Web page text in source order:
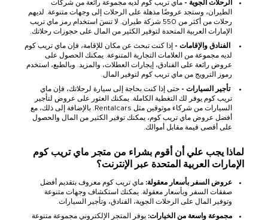
الرحلات الجوية - ماي تريب كوم لديه مجموعة رائعة من شركات
الطيران، وستجد عروضًا مذهلة على الرحلات إلى وجهات متنوعة. لديهم
رحلات من أكثر من 550 شركة طيران. لا تنسَ استخدام رمز ماي تريب
الإمارات العربية المتحدة لتوفير الكثير من المال على حجوزات رحلاتك.
الفنادق والإقامات - إذا كنت تبحث عن مكان للإقامة، فإن ماي تريب كوم
لديه مجموعة من العلامات التجارية المتنوعة. يمكنك الحصول على
عروض رائعة على الفنادق، إيجارات العطلات، والمزيد. وبالطبع، استخدم
رموز الترويج من ماي تريب كوم لتوفير المال.
تأجير السيارات - حتى إذا كنت بحاجة إلى سيارة لرحلاتك، فإن ماي
تريب كوم يوفر لك التغطية الكاملة. يمكنك العثور على عروض لتأجير
السيارات من شركاء موثوقين مثل Rentalcars. بالإضافة إلى ذلك، مع
أفضل عروض ماي تريب كوم، يمكنك توفير الكثير من المال والحصول
على أقصى قيمة مقابل أموالك.
لماذا يجب علي أن أقوم بشراء من متجر ماي تريب كوم
الإمارات العربية المتحدة عبر الإنترنت؟
عروض السفر بأسعار معقولة: ماي تريب كوم معروف بتقديم أفضل
صفقات السفر وبأسعار معقولة. يمكنك استكشاف وجهات متنوعة
وتوفير المال على الرحلات الجوية، الفنادق، وتأجير السيارات.
مجموعة واسعة من الخيارات: يوفر المتجر الإلكتروني مجموعة متنوعة